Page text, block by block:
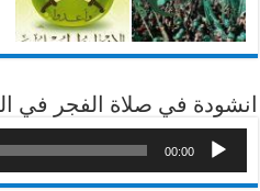
انشودة في صلاة الفجر في
00:00